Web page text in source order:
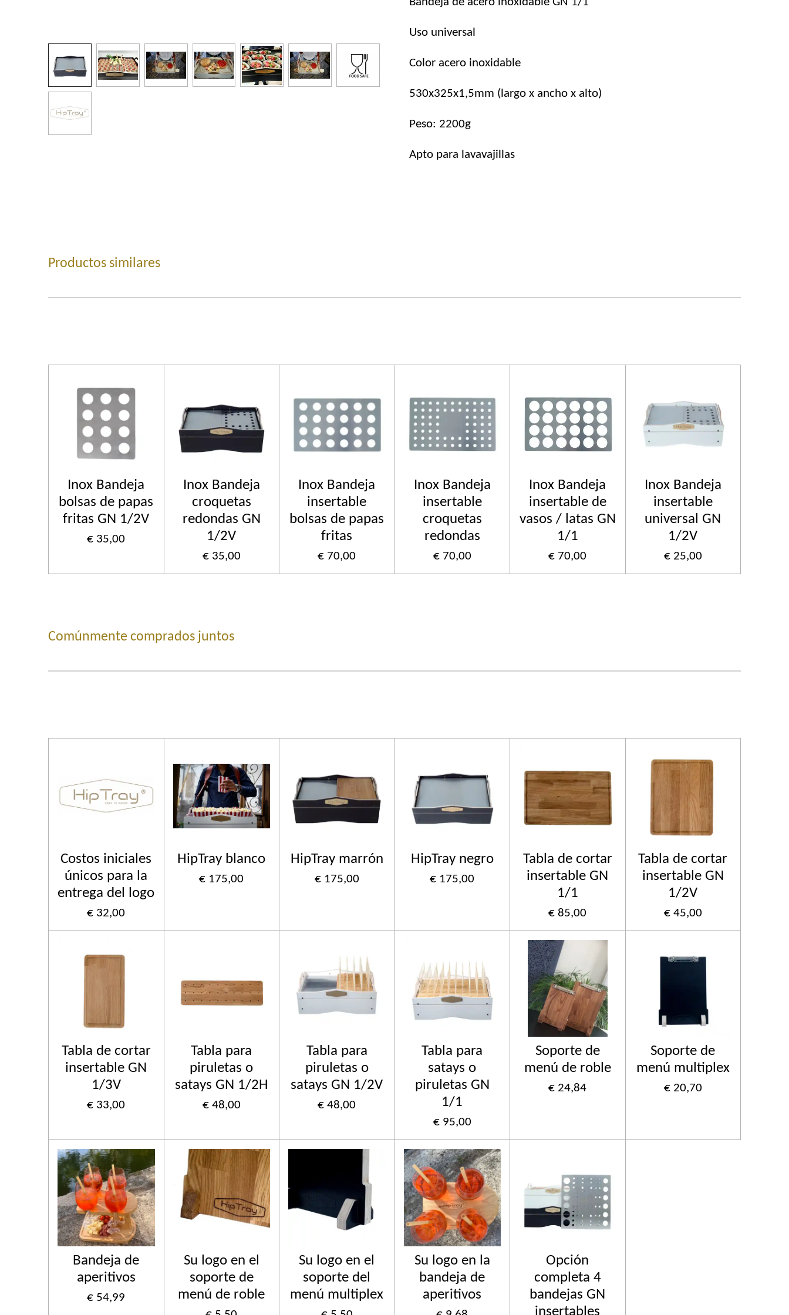
Uso universal
Color acero inoxidable
530x325x1,5mm (largo x ancho x alto)
Peso: 2200g
Apto para lavavajillas
Productos similares
Inox Bandeja
bolsas de papas
fritas GN 1/2V
€ 35,00
Inox Bandeja
croquetas
redondas GN
1/2V
€ 35,00
Inox Bandeja
insertable
bolsas de papas
fritas
€ 70,00
Inox Bandeja
insertable
croquetas
redondas
€ 70,00
Inox Bandeja
insertable de
vasos / latas GN
1/1
€ 70,00
Inox Bandeja
insertable
universal GN
1/2V
€ 25,00
Comúnmente comprados juntos
Costos iniciales
únicos para la
entrega del logo
€ 32,00
HipTray blanco
€ 175,00
HipTray marrón
€ 175,00
HipTray negro
€ 175,00
Tabla de cortar
insertable GN
1/1
€ 85,00
Tabla de cortar
insertable GN
1/2V
€ 45,00
Tabla de cortar
insertable GN
1/3V
€ 33,00
Tabla para
piruletas o
satays GN 1/2H
€ 48,00
Tabla para
piruletas o
satays GN 1/2V
€ 48,00
Tabla para
satays o
piruletas GN
1/1
€ 95,00
Soporte de
menú de roble
€ 24,84
Soporte de
menú multiplex
€ 20,70
Bandeja de
aperitivos
€ 54,99
Su logo en el
soporte de
menú de roble
Su logo en el
soporte del
menú multiplex
Su logo en la
bandeja de
aperitivos
Opción
completa 4
bandejas GN
insertables